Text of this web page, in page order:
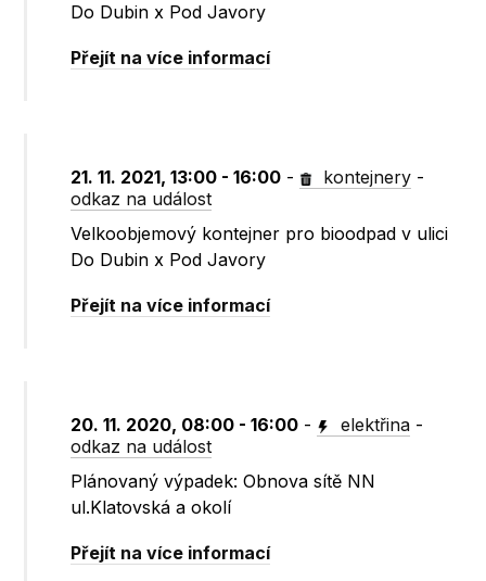
Do Dubin x Pod Javory
Přejít na více informací
21. 11. 2021, 13:00 - 16:00 - kontejnery -
odkaz na událost
Velkoobjemový kontejner pro bioodpad v ulici
Do Dubin x Pod Javory
Přejít na více informací
20. 11. 2020, 08:00 - 16:00 - elektřina -
odkaz na událost
Plánovaný výpadek: Obnova sítě NN
ul.Klatovská a okolí
Přejít na více informací